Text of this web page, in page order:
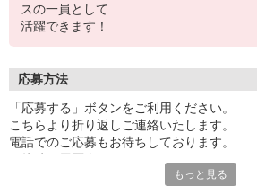
スの一員として
活躍できます！
応募方法
「応募する」ボタンをご利用ください。
こちらより折り返しご連絡いたします。
電話でのご応募もお待ちしております。
もっと見る